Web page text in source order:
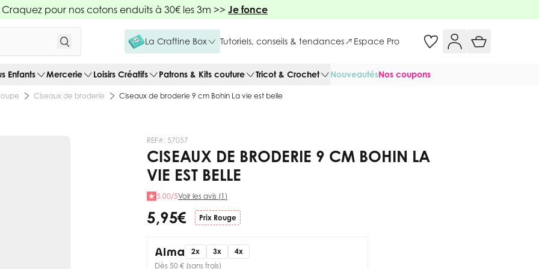
Craquez pour nos cotons enduits à 30€ les 3m >> Je fonce
La Craftine Box Tutoriels, conseils & tendances Espace Pro
Enfants Mercerie Loisirs Créatifs Patrons & Kits couture Tricot & Crochet NouveautésNos coupons
Ciseaux de broderie Ciseaux de broderie 9 cm Bohin La vie est belle
REF#: 57057
CISEAUX DE BRODERIE 9 CM BOHIN LA
VIE EST BELLE
5.00/5Voir les avis (1)
5,95 € Prix Rouge
2x 3x
4x
Dès 50 € (sans frais)